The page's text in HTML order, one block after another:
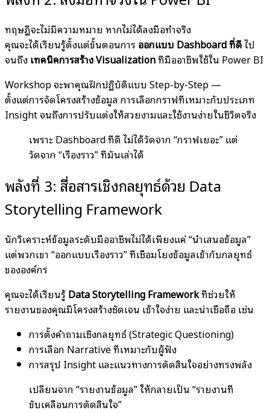
ทฤษฎีจะไม่มีความหมาย หากไม่ได้ลงมือทำจริง
คุณจะได้เรียนรู้ตั้งแต่ขั้นตอนการออกแบบ Dashboard ที่ดีไป
จนถึงเทคนิคการสร้าง Visualizationที่มืออาชีพใช้ใน Power BI
Workshop จะพาคุณฝึกปฏิบัติแบบ Step-by-Step —
ตั้งแต่การจัดโครงสร้างข้อมูล การเลือกกราฟที่เหมาะกับประเภท
Insight จนถึงการปรับแต่งให้สวยงามและใช้งานง่ายในชีวิตจริง
เพราะ Dashboard ที่ดี ไม่ได้วัดจาก “กราฟเยอะ” แต่
วัดจาก “เรื่องราว” ที่มันเล่าได้
พลังที่ 3: สื่อสารเชิงกลยุทธ์ด้วย Data
Storytelling Framework
นักวิเคราะห์ข้อมูลระดับมืออาชีพไม่ได้เพียงแค่ “นำเสนอข้อมูล”
แต่พวกเขา “ออกแบบเรื่องราว” ที่เชื่อมโยงข้อมูลเข้ากับกลยุทธ์
ขององค์กร
คุณจะได้เรียนรู้Data Storytelling Frameworkที่ช่วยให้
รายงานของคุณมีโครงสร้างชัดเจน เข้าใจง่าย และน่าเชื่อถือ เช่น
การตั้งคำถามเชิงกลยุทธ์ (Strategic Questioning)
การเลือก Narrative ที่เหมาะกับผู้ฟัง
การสรุป Insight และแนวทางการตัดสินใจอย่างทรงพลัง
เปลี่ยนจาก “รายงานข้อมูล” ให้กลายเป็น “รายงานที่
ขับเคลื่อนการตัดสินใจ”